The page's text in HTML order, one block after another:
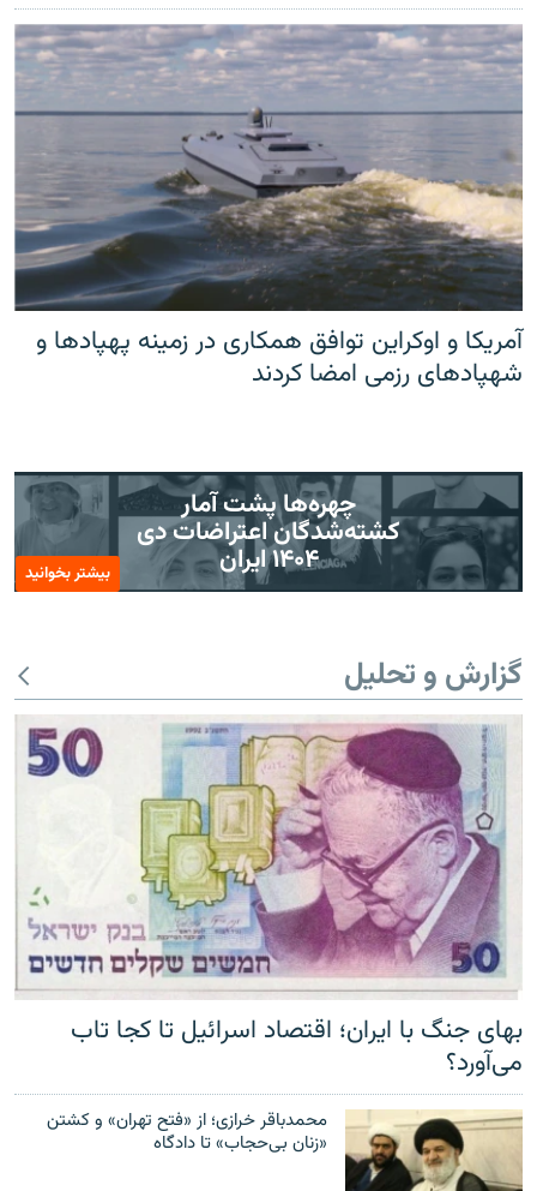
آمریکا و اوکراین توافق همکاری در زمینه پهپادها و
شهپادهای رزمی امضا کردند
چهره‌ها پشت آمار
کشته‌شدگان اعتراضات دی
۱۴۰۴ ایران بیشتر بخوانید
گزارش و تحلیل
بهای جنگ با ایران؛ اقتصاد اسرائیل تا کجا تاب
می‌آورد؟
محمدباقر خرازی؛ از «فتح تهران» و کشتن
«زنان بی‌حجاب» تا دادگاه